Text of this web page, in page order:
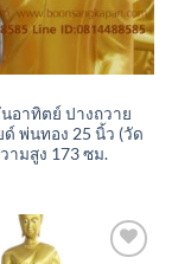
อาทิตย์ ปางถวาย
ด์ พ่นทอง 25 นิ้ว (วัด
ามสูง 173 ซม.